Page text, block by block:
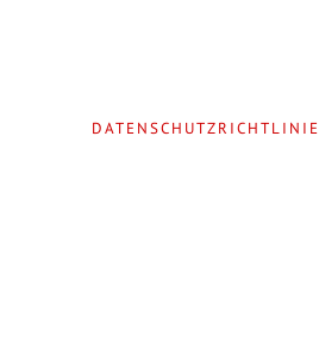
DATENSCHUTZRICHTLINIE